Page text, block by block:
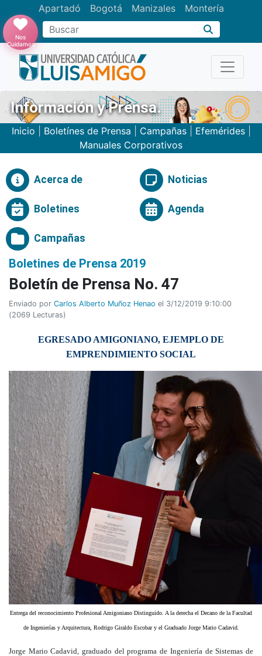
Apartadó Bogotá Manizales Montería
Buscar
Nos
Cuidamos
Información y Prensa.
Inicio Boletínes de Prensa Campañas| Efemérides|
Manuales Corporativos
Acerca de Noticias
Boletines Agenda
Campañas
Boletines de Prensa 2019
Boletí­n de Prensa No. 47
Enviado por Carlos Alberto Muñoz Henao el 3/12/2019 9:10:00
(2069 Lecturas)
EGRESADO AMIGONIANO, EJEMPLO DE
EMPRENDIMIENTO SOCIAL
Entrega del reconocimiento Profesional Amigoniano Distinguido. A la derecha el Decano de la Facultad
de Ingenierías y Arquitectura, Rodrigo Giraldo Escobar y el Graduado Jorge Mario Cadavid.
Jorge Mario Cadavid, graduado del programa de Ingeniería de Sistemas de